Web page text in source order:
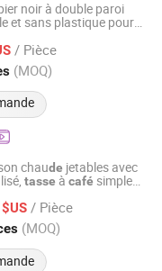
noir à double paroi
et sans plastique pour
/ Pièce
(MOQ)
Co., Ltd.
chaude jetables avec
tasse à café simple
/ Pièce
(MOQ)
Co., Ltd.